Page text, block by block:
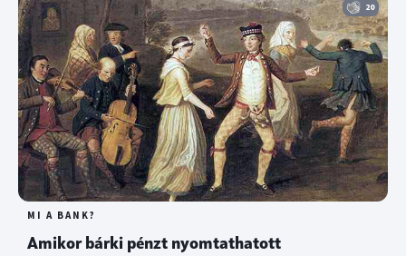
20
MI A BANK?
Amikor bárki pénzt nyomtathatott